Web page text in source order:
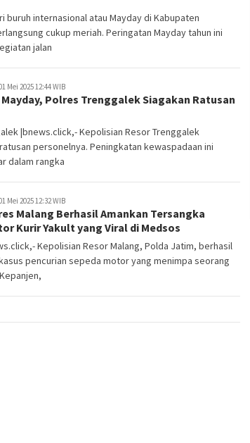
buruh internasional atau Mayday di Kabupaten
cukup meriah. Peringatan Mayday tahun ini
jalan
Mei 2025 12:44 WIB
Polres Trenggalek Siagakan Ratusan
|bnews.click,- Kepolisian Resor Trenggalek
personelnya. Peningkatan kewaspadaan ini
dalam rangka
Mei 2025 12:32 WIB
Malang Berhasil Amankan Tersangka
Kurir Yakult yang Viral di Medsos
Kepolisian Resor Malang, Polda Jatim, berhasil
pencurian sepeda motor yang menimpa seorang